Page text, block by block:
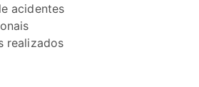
acidentes
realizados